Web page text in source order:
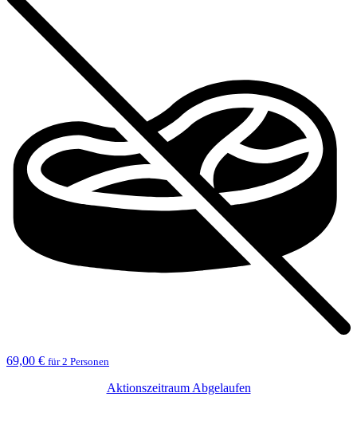
69,00 € für 2 Personen
Aktionszeitraum Abgelaufen